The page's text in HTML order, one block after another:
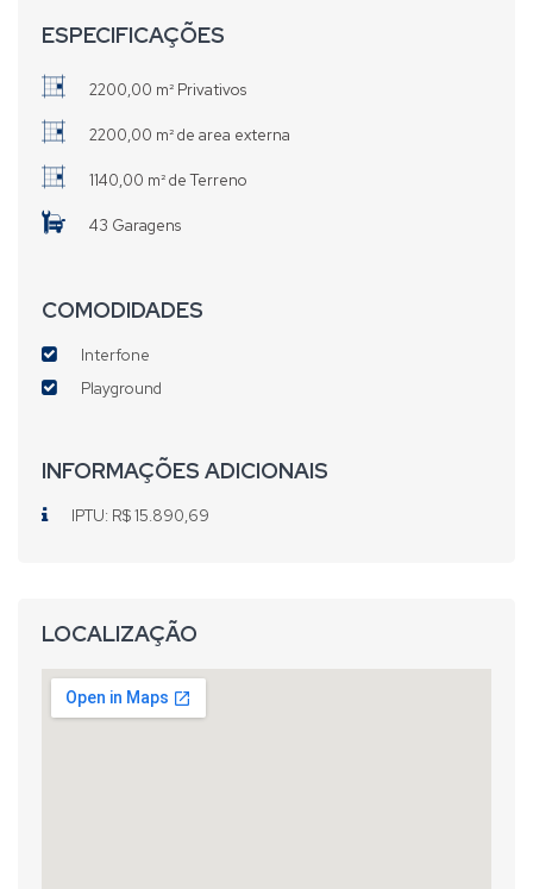
ESPECIFICAÇÕES
2200,00 m² Privativos
2200,00 m² de area externa
1140,00 m² de Terreno
43 Garagens
COMODIDADES
Interfone
Playground
INFORMAÇÕES ADICIONAIS
IPTU: R$ 15.890,69
LOCALIZAÇÃO